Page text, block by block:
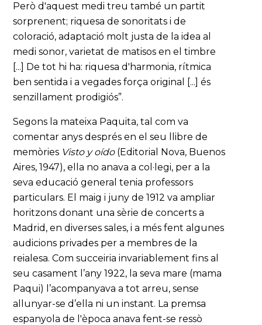
Però d'aquest medi treu també un partit
sorprenent; riquesa de sonoritats i de
coloració, adaptació molt justa de la idea al
medi sonor, varietat de matisos en el timbre
[...] De tot hi ha: riquesa d'harmonia, rítmica
ben sentida i a vegades força original [...] és
senzillament prodigiós”.
Segons la mateixa Paquita, tal com va
comentar anys després en el seu llibre de
memòries Visto y oído(Editorial Nova, Buenos
Aires, 1947), ella no anava a col·legi, per a la
seva educació general tenia professors
particulars. El maig i juny de 1912 va ampliar
horitzons donant una sèrie de concerts a
Madrid, en diverses sales, i a més fent algunes
audicions privades per a membres de la
reialesa. Com succeiria invariablement fins al
seu casament l’any 1922, la seva mare (mama
Paqui) l’acompanyava a tot arreu, sense
allunyar-se d’ella ni un instant. La premsa
espanyola de l'època anava fent-se ressò